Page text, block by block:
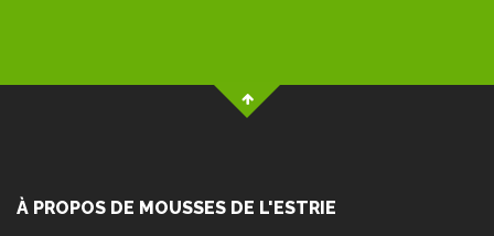
À PROPOS DE MOUSSES DE L'ESTRIE